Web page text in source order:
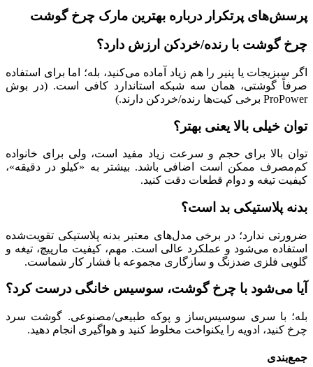
پرسش‌های پرتکرار درباره بهترین مارک چرخ گوشت
چرخ گوشت با رنده/خردکن ارزش دارد؟
اگر سبزیجات یا پنیر را هم زیاد آماده می‌کنید، بله؛ اما برای استفاده
صرفاً گوشتی، همان سه شبکه استاندارد کافی است. (در بوش
ProPower برخی کیت‌ها رنده/خردکن دارند.)
توان خیلی بالا یعنی بهتر؟
توان بالا برای حجم و سرعت زیاد مفید است، ولی برای خانواده‌
کم‌مصرف ممکن است اضافی باشد. بیشتر به «کیلو در دقیقه»،
کیفیت تیغه و دوام قطعات دقت کنید.
بدنه پلاستیکی بد است؟
ضرورتی ندارد؛ در برخی مدل‌های معتبر بدنه پلاستیکی تقویت‌شده
استفاده می‌شود و عملکرد عالی است. مهم، کیفیت مارپیچ، تیغه و
گلویی فلزی ضدزنگ و سازگاری مجموعه با فشار کار شماست.
آیا می‌شود با چرخ گوشت، سوسیس خانگی درست کرد؟
بله؛ با سری سوسیس‌ساز و پوکه طبیعی/مصنوعی. گوشت سرد
چرخ کنید، ادویه را یکنواخت مخلوط کنید و هواگیری انجام دهید.
جمع‌بندی